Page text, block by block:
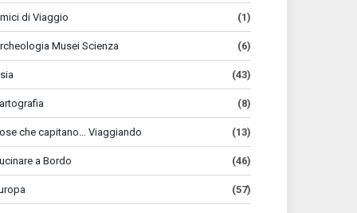
di Viaggio (1)
Musei Scienza (6)
(43)
(8)
che capitano… Viaggiando (13)
a Bordo (46)
(57)